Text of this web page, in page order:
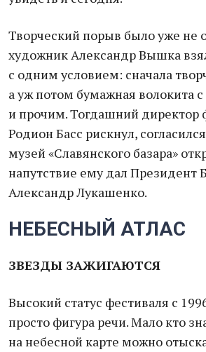
Творческий порыв было уже не
художник Александр Вышка
с одним условием: сначала
а уж потом бумажная волокита
и прочим. Тогдашний директор
Родион Басс рискнул,
музей «Славянского базара»
напутствие ему дал Президент
Александр Лукашенко.
НЕБЕСНЫЙ АТЛАС
ЗВЕЗДЫ ЗАЖИГАЮТСЯ
Высокий статус фестиваля с
просто фигура речи. Мало кто
на небесной карте можно